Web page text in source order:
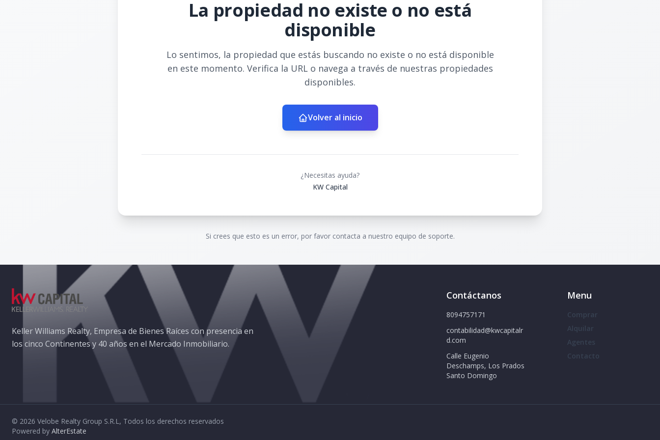
La propiedad no existe o no está
disponible
Lo sentimos, la propiedad que estás buscando no existe o no está disponible
en este momento. Verifica la URL o navega a través de nuestras propiedades
disponibles.
Volver al inicio
¿Necesitas ayuda?
KW Capital
Si crees que esto es un error, por favor contacta a nuestro equipo de soporte.
Keller Williams Realty, Empresa de Bienes Raíces con presencia en
los cinco Continentes y 40 años en el Mercado Inmobiliario.
Contáctanos
8094757171
contabilidad@kwcapitalr
d.com
Calle Eugenio
Deschamps, Los Prados
Santo Domingo
Menu
Comprar
Alquilar
Agentes
Contacto
© 2026 Velobe Realty Group S.R.L, Todos los derechos reservados
Powered by AlterEstate